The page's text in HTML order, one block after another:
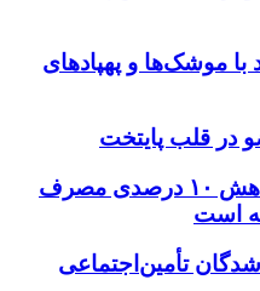
با موشک‌ها و پهپادهای
در قلب پایتخت
مدیرعامل برق تهران: کاهش ۱۰ درصدی مصرف
است